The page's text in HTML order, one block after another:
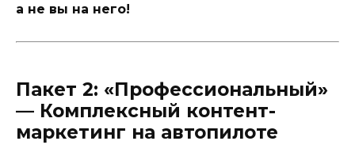
а не вы на него!
Пакет 2: «Профессиональный»
— Комплексный контент-
маркетинг на автопилоте